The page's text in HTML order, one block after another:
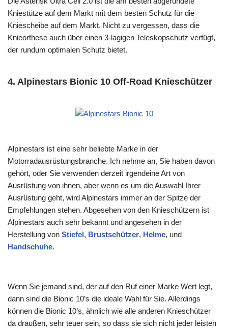
Kniestütze auf dem Markt mit dem besten Schutz für die
Kniescheibe auf dem Markt. Nicht zu vergessen, dass die
Knieorthese auch über einen 3-lagigen Teleskopschutz verfügt,
der rundum optimalen Schutz bietet.
4. Alpinestars Bionic 10 Off-Road Knieschützer
Alpinestars ist eine sehr beliebte Marke in der
Motorradausrüstungsbranche. Ich nehme an, Sie haben davon
gehört, oder Sie verwenden derzeit irgendeine Art von
Ausrüstung von ihnen, aber wenn es um die Auswahl Ihrer
Ausrüstung geht, wird Alpinestars immer an der Spitze der
Empfehlungen stehen. Abgesehen von den Knieschützern ist
Alpinestars auch sehr bekannt und angesehen in der
Herstellung von Stiefel, Brustschützer, Helme, und
Handschuhe.
Wenn Sie jemand sind, der auf den Ruf einer Marke Wert legt,
dann sind die Bionic 10’s die ideale Wahl für Sie. Allerdings
können die Bionic 10’s, ähnlich wie alle anderen Knieschützer
da draußen, sehr teuer sein, so dass sie sich nicht jeder leisten